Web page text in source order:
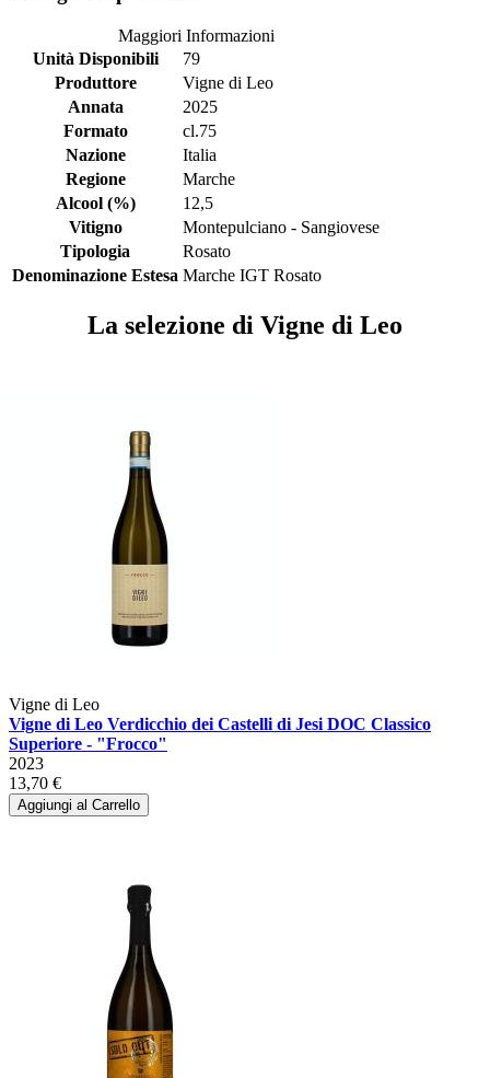
Maggiori Informazioni
Unità Disponibili
79
Produttore
Vigne di Leo
Annata
2025
Formato
cl.75
Nazione
Italia
Regione
Marche
Alcool (%)
12,5
Vitigno
Montepulciano - Sangiovese
Tipologia
Rosato
Denominazione Estesa Marche IGT Rosato
La selezione di Vigne di Leo
Vigne di Leo
Vigne di Leo Verdicchio dei Castelli di Jesi DOC Classico
Superiore - "Frocco"
2023
13,70 €
Aggiungi al Carrello